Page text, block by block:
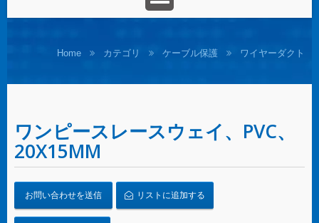
Home カテゴリ ケーブル保護 ワイヤーダクト
ワンピースレースウェイ、PVC、
20X15MM
お問い合わせを送信 リストに追加する